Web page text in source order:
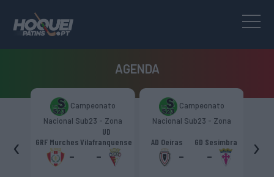
AGENDA
Campeonato
Nacional Sub23 - Zona
GRF Murches
-
UD
Vilafranquense
-
Campeonato
Nacional Sub23 - Zona
AD Oeiras
-
GD Sesimbra
-
‹ ›